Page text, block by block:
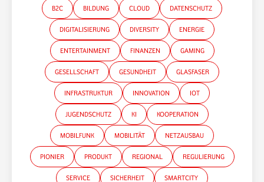
B2C BILDUNG CLOUD DATENSCHUTZ
DIGITALISIERUNG DIVERSITY ENERGIE
ENTERTAINMENT FINANZEN GAMING
GESELLSCHAFT GESUNDHEIT GLASFASER
INFRASTRUKTUR INNOVATION IOT
JUGENDSCHUTZ KI KOOPERATION
MOBILFUNK MOBILITÄT NETZAUSBAU
PIONIER PRODUKT REGIONAL REGULIERUNG
SERVICE SICHERHEIT SMARTCITY